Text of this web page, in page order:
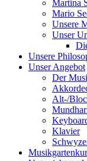
Martina
Mario
Unsere
Unser
Unsere
Unser Angebot
Der
Alt-/
Klavier